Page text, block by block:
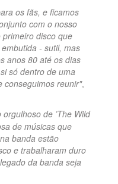
os fãs, e ficamos
com o nosso
primeiro disco que
- sutil, mas
anos 80 até os dias
só dentro de uma
conseguimos reunir",
orgulhoso de ’The Wild
de músicas que
banda estão
e trabalharam duro
da banda seja